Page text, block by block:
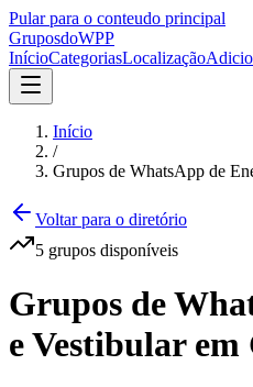
Pular para o conteudo principal
GruposdoWPP
InícioCategoriasLocalização
Início
/
Grupos de WhatsApp de
Voltar para o diretório
5 grupos disponíveis
Grupos de
e Vestibular